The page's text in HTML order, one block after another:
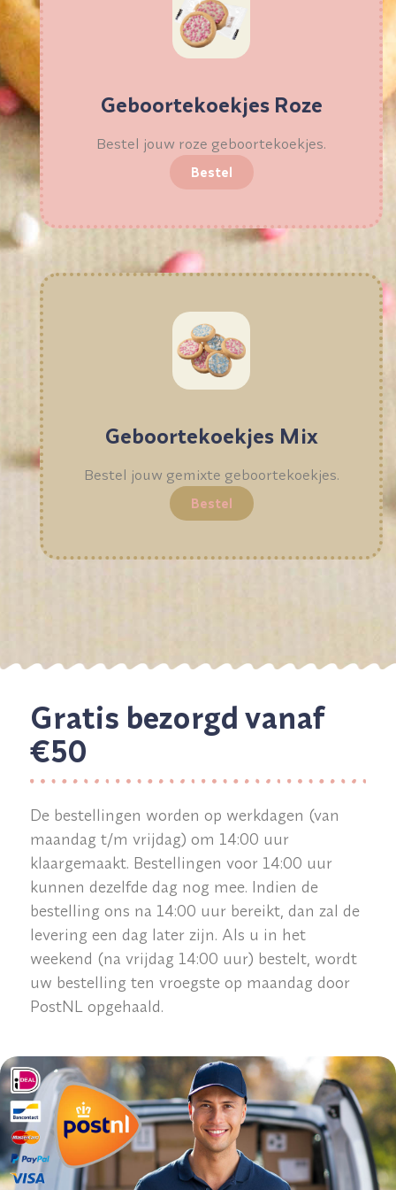
Geboortekoekjes Roze
Bestel jouw roze geboortekoekjes.
Bestel
Geboortekoekjes Mix
Bestel jouw gemixte geboortekoekjes.
Bestel
Gratis bezorgd vanaf
€50
De bestellingen worden op werkdagen (van
maandag t/m vrijdag) om 14:00 uur
klaargemaakt. Bestellingen voor 14:00 uur
kunnen dezelfde dag nog mee. Indien de
bestelling ons na 14:00 uur bereikt, dan zal de
levering een dag later zijn. Als u in het
weekend (na vrijdag 14:00 uur) bestelt, wordt
uw bestelling ten vroegste op maandag door
PostNL opgehaald.